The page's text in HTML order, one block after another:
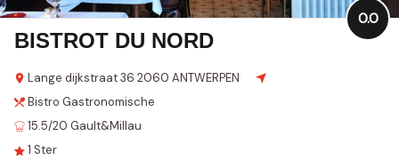
BISTROT DU NORD
Lange dijkstraat36 2060 ANTWERPEN
0.0
Bistro Gastronomische
15.5/20 Gault&Millau
1 Ster